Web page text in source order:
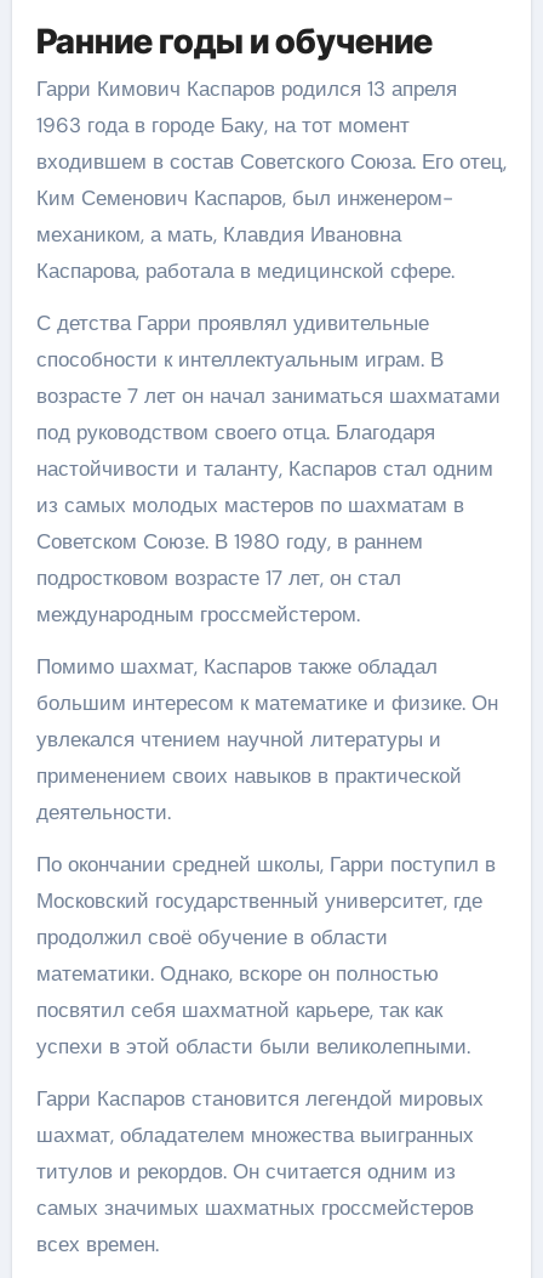
Ранние годы и обучение
Гарри Кимович Каспаров родился 13 апреля
1963 года в городе Баку, на тот момент
входившем в состав Советского Союза. Его отец,
Ким Семенович Каспаров, был инженером-
механиком, а мать, Клавдия Ивановна
Каспарова, работала в медицинской сфере.
С детства Гарри проявлял удивительные
способности к интеллектуальным играм. В
возрасте 7 лет он начал заниматься шахматами
под руководством своего отца. Благодаря
настойчивости и таланту, Каспаров стал одним
из самых молодых мастеров по шахматам в
Советском Союзе. В 1980 году, в раннем
подростковом возрасте 17 лет, он стал
международным гроссмейстером.
Помимо шахмат, Каспаров также обладал
большим интересом к математике и физике. Он
увлекался чтением научной литературы и
применением своих навыков в практической
деятельности.
По окончании средней школы, Гарри поступил в
Московский государственный университет, где
продолжил своё обучение в области
математики. Однако, вскоре он полностью
посвятил себя шахматной карьере, так как
успехи в этой области были великолепными.
Гарри Каспаров становится легендой мировых
шахмат, обладателем множества выигранных
титулов и рекордов. Он считается одним из
самых значимых шахматных гроссмейстеров
всех времен.